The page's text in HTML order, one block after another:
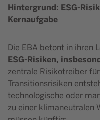
Hintergrund: ESG-
Kernaufgabe
Die EBA betont in ihren
ESG-Risiken,
zentrale Risikotreiber
Transitionsrisiken
technologische oder
zu einer klimaneutralen